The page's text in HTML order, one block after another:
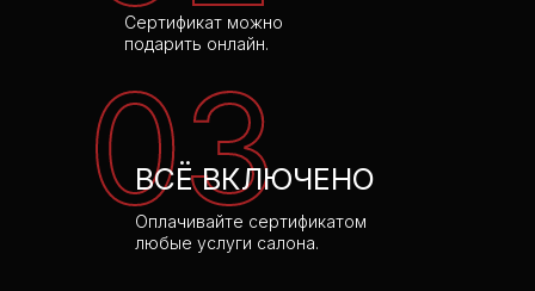
03
Сертификат можно
подарить онлайн.
ВСЁ ВКЛЮЧЕНО
Оплачивайте сертификатом
любые услуги салона.